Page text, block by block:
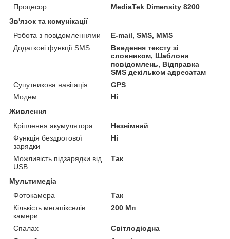
Процесор
MediaTek Dimensity 8200
Зв'язок та комунікації
Робота з повідомленнями
E-mail, SMS, MMS
Додаткові функції SMS
Введення тексту зі
словником, Шаблони
повідомлень, Відправка
SMS декільком адресатам
Супутникова навігація
GPS
Модем
Ні
Живлення
Кріплення акумулятора
Незнімний
Функція бездротової
зарядки
Ні
Можливість підзарядки від
USB
Так
Мультимедіа
Фотокамера
Так
Кількість мегапікселів
камери
200 Мп
Спалах
Світлодіодна